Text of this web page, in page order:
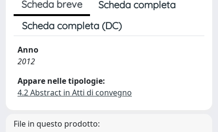
Scheda breve
Scheda completa
Scheda completa (DC)
Anno
2012
Appare nelle tipologie:
4.2 Abstract in Atti di convegno
File in questo prodotto: